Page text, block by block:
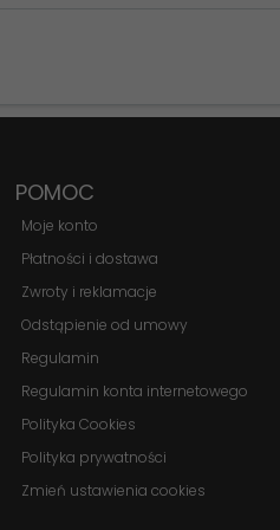
POMOC
Moje konto
Płatności i dostawa
Zwroty i reklamacje
Odstąpienie od umowy
Regulamin
Regulamin konta internetowego
Polityka Cookies
Polityka prywatności
Zmień ustawienia cookies
poprawić
funkcjonalność
strony
internetowej,
na podstawie
strona jest
używana.
Aby nasza